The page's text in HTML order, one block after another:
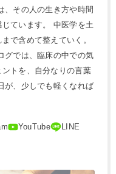
、その人の生き方や時間
ています。 中医学を土
で含めて整えていく。
グでは、臨床の中での気
トを、自分なりの言葉
が、少しでも軽くなれば